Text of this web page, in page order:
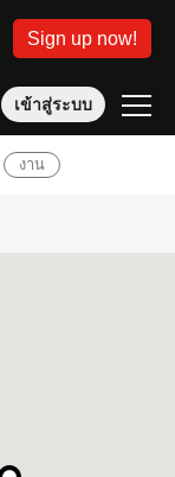
Sign up now!
เข้าสู่ระบบ
งาน